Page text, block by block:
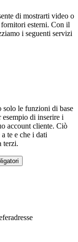
di mostrarti video o
esterni. Con il
i seguenti servizi
solo le funzioni di base
di inserire i
account cliente. Ciò
te e che i dati
terzi.